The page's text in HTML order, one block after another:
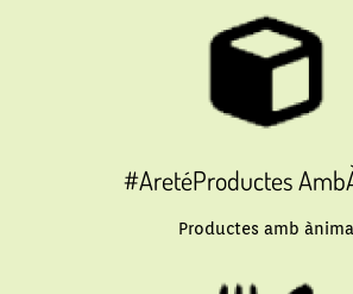
#AretéProductes
Productes amb ànima